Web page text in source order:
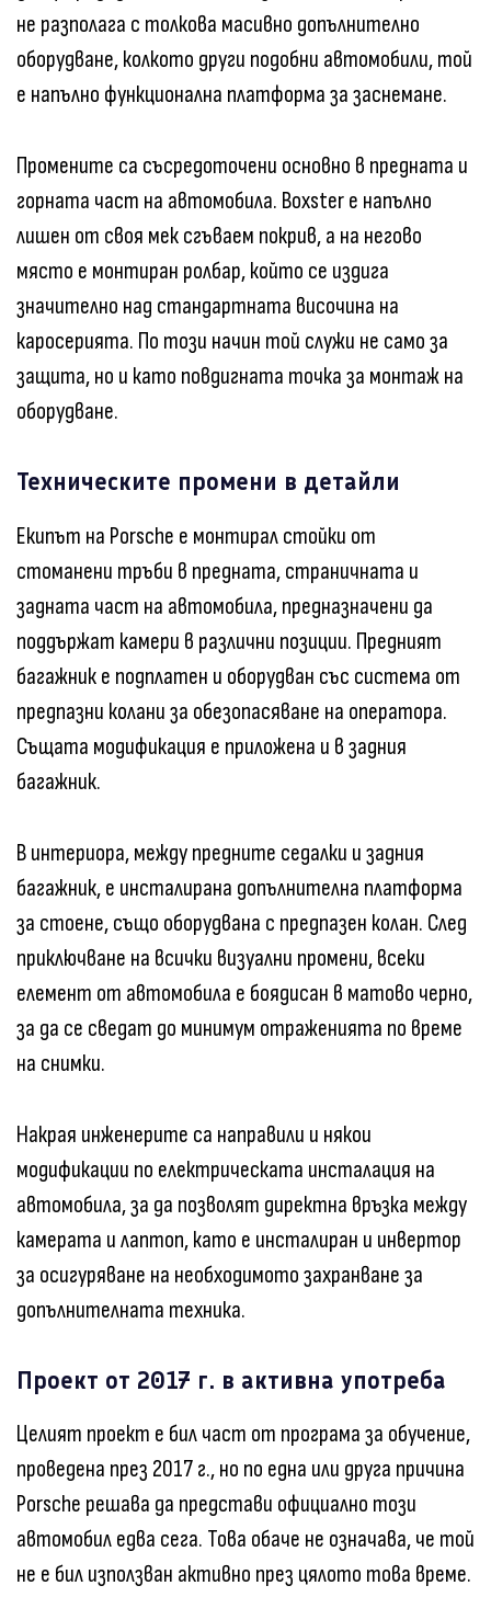
не разполага с толкова масивно допълнително
оборудване, колкото други подобни автомобили, той
е напълно функционална платформа за заснемане.
Промените са съсредоточени основно в предната и
горната част на автомобила. Boxster е напълно
лишен от своя мек сгъваем покрив, а на негово
място е монтиран ролбар, който се издига
значително над стандартната височина на
каросерията. По този начин той служи не само за
защита, но и като повдигната точка за монтаж на
оборудване.
Техническите промени в детайли
Екипът на Porsche е монтирал стойки от
стоманени тръби в предната, страничната и
задната част на автомобила, предназначени да
поддържат камери в различни позиции. Предният
багажник е подплатен и оборудван със система от
предпазни колани за обезопасяване на оператора.
Същата модификация е приложена и в задния
багажник.
В интериора, между предните седалки и задния
багажник, е инсталирана допълнителна платформа
за стоене, също оборудвана с предпазен колан. След
приключване на всички визуални промени, всеки
елемент от автомобила е боядисан в матово черно,
за да се сведат до минимум отраженията по време
на снимки.
Накрая инженерите са направили и някои
модификации по електрическата инсталация на
автомобила, за да позволят директна връзка между
камерата и лаптоп, като е инсталиран и инвертор
за осигуряване на необходимото захранване за
допълнителната техника.
Проект от 2017 г. в активна употреба
Целият проект е бил част от програма за обучение,
проведена през 2017 г., но по една или друга причина
Porsche решава да представи официално този
автомобил едва сега. Това обаче не означава, че той
не е бил използван активно през цялото това време.